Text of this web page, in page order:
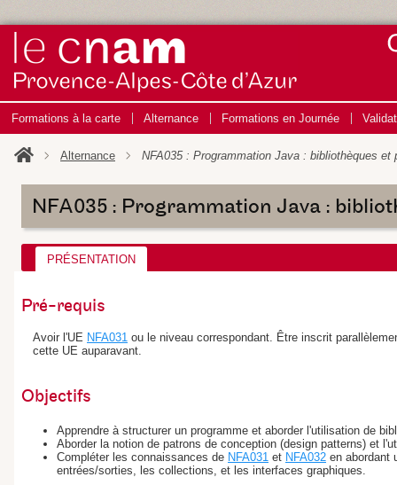
Formations à la carte Alternance Formations en Journée
Alternance NFA035 : Programmation Java : bibliothèques et
NFA035 : Programmation Java :
PRÉSENTATION
Pré-requis
Avoir l'UE NFA031 ou le niveau correspondant. Être inscrit
cette UE auparavant.
Objectifs
Apprendre à structurer un programme et aborder l'utilisation de
Aborder la notion de patrons de conception (design patterns) et
Compléter les connaissances de NFA031 et NFA032 en abordant
entrées/sorties, les collections, et les interfaces graphiques.